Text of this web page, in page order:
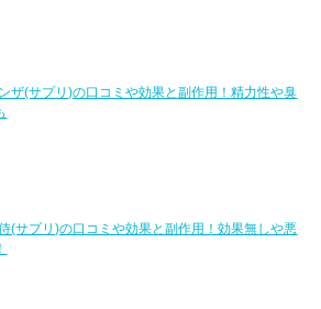
ザ(サプリ)の口コミや効果と副作用！精力性や臭
(サプリ)の口コミや効果と副作用！効果無しや悪